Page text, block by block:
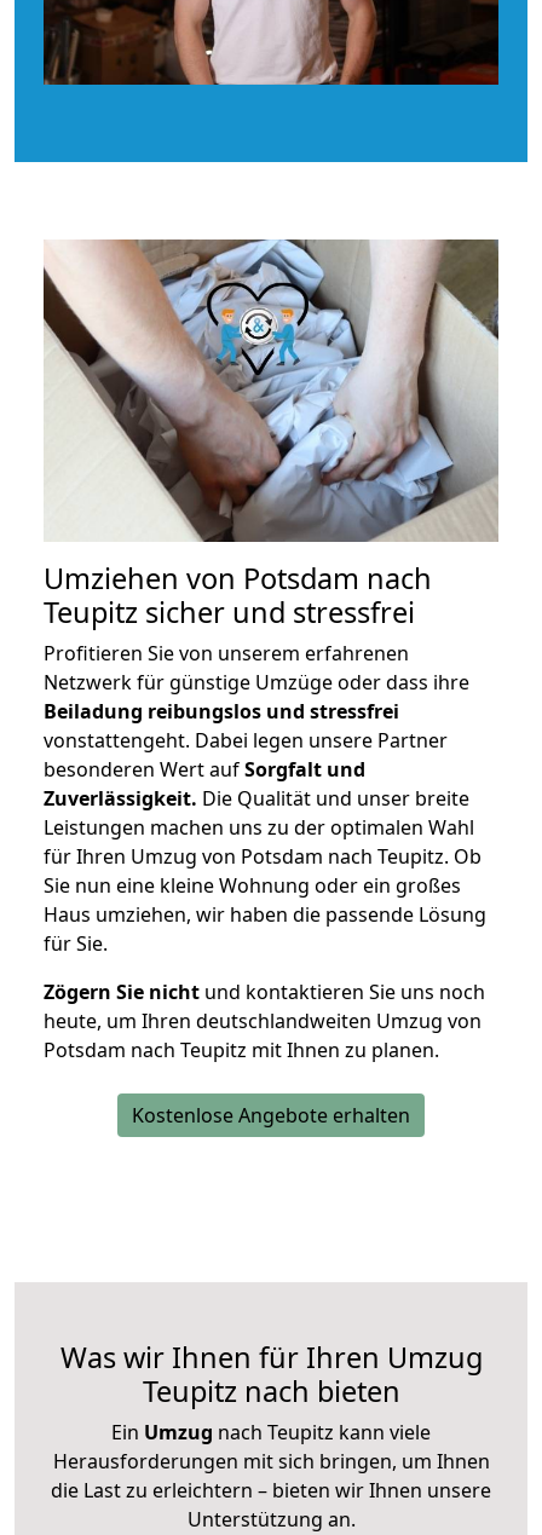
Umziehen von Potsdam nach
Teupitz sicher und stressfrei
Profitieren Sie von unserem erfahrenen
Netzwerk für günstige Umzüge oder dass ihre
Beiladung reibungslos und stressfrei
vonstattengeht. Dabei legen unsere Partner
besonderen Wert aufSorgfalt und
Zuverlässigkeit. Die Qualität und unser breite
Leistungen machen uns zu der optimalen Wahl
für Ihren Umzug von Potsdam nach Teupitz. Ob
Sie nun eine kleine Wohnung oder ein großes
Haus umziehen, wir haben die passende Lösung
für Sie.
Zögern Sie nicht und kontaktieren Sie uns noch
heute, um Ihren deutschlandweiten Umzug von
Potsdam nach Teupitz mit Ihnen zu planen.
Kostenlose Angebote erhalten
Was wir Ihnen für Ihren Umzug
Teupitz nach bieten
Ein Umzug nach Teupitz kann viele
Herausforderungen mit sich bringen, um Ihnen
die Last zu erleichtern – bieten wir Ihnen unsere
Unterstützung an.